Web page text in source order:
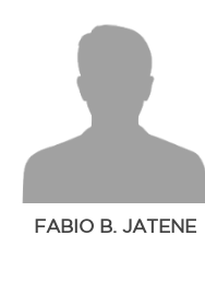
FABIO B. JATENE